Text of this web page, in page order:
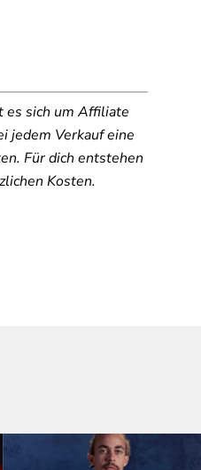
es sich um Affiliate
jedem Verkauf eine
Für dich entstehen
Kosten.